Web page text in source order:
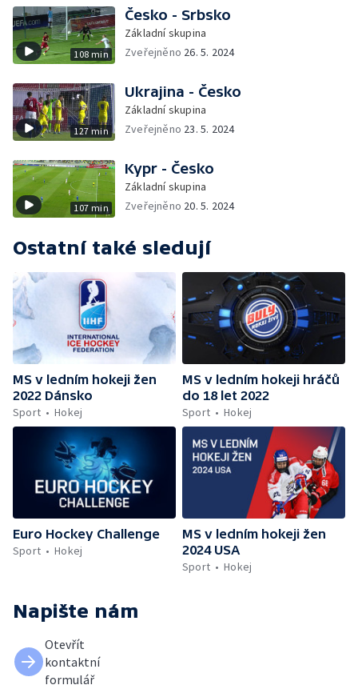
108 min
Česko - Srbsko
Základní skupina
Zveřejněno 26. 5. 2024
127 min
Ukrajina - Česko
Základní skupina
Zveřejněno 23. 5. 2024
107 min
Kypr - Česko
Základní skupina
Zveřejněno 20. 5. 2024
Ostatní také sledují
MS v ledním hokeji žen
2022 Dánsko
Sport
Hokej
MS v ledním hokeji hráčů
do 18 let 2022
Sport
Hokej
Euro Hockey Challenge
Sport
Hokej
MS v ledním hokeji žen
2024 USA
Sport
Hokej
Napište nám
Otevřít
kontaktní
formulář